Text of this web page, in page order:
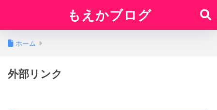
もえかブログ
ホーム
外部リンク